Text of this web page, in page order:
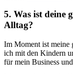
5. Was ist deine
Alltag?
Im Moment ist meine
ich mit den Kindern
für mein Business